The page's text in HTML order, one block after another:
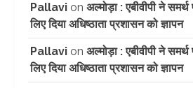
Pallavi on अल्मोड़ा : एबीवीपी ने
लिए दिया अधिष्ठाता प्रशासन को ज्ञापन
Pallavi on अल्मोड़ा : एबीवीपी ने
लिए दिया अधिष्ठाता प्रशासन को ज्ञापन